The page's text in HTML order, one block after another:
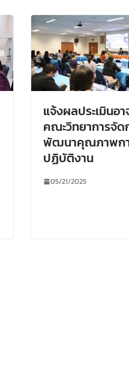
แจ้งผลประเมินอ
คณะวิทยาการจัด
พัฒนาคุณภาพก
ปฏิบัติงาน
05/21/2025